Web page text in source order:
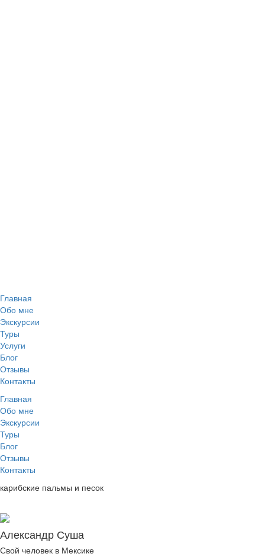
Главная
Обо мне
Экскурсии
Туры
Услуги
Блог
Отзывы
Контакты
Главная
Обо мне
Экскурсии
Туры
Блог
Отзывы
Контакты
карибские пальмы и песок
Александр Суша
Свой человек в Мексике